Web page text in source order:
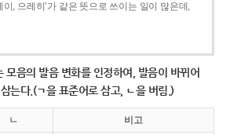
이, 으레히’가 같은 뜻으로 쓰이는 일이 많은데,
모음의 발음 변화를 인정하여, 발음이 바뀌어
는다.(ㄱ을 표준어로 삼고, ㄴ을 버림.)
ㄴ 비고